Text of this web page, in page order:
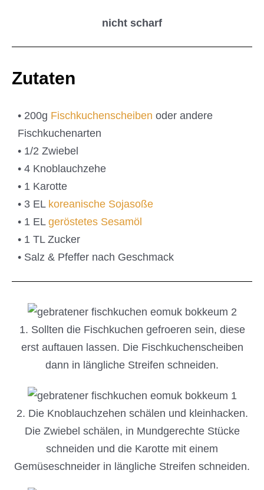
nicht scharf
Zutaten
• 200g Fischkuchenscheiben oder andere
Fischkuchenarten
• 1/2 Zwiebel
• 4 Knoblauchzehe
• 1 Karotte
• 3 EL koreanische Sojasoße
• 1 EL geröstetes Sesamöl
• 1 TL Zucker
• Salz & Pfeffer nach Geschmack
1. Sollten die Fischkuchen gefroeren sein, diese
erst auftauen lassen. Die Fischkuchenscheiben
dann in längliche Streifen schneiden.
2. Die Knoblauchzehen schälen und kleinhacken.
Die Zwiebel schälen, in Mundgerechte Stücke
schneiden und die Karotte mit einem
Gemüseschneider in längliche Streifen schneiden.